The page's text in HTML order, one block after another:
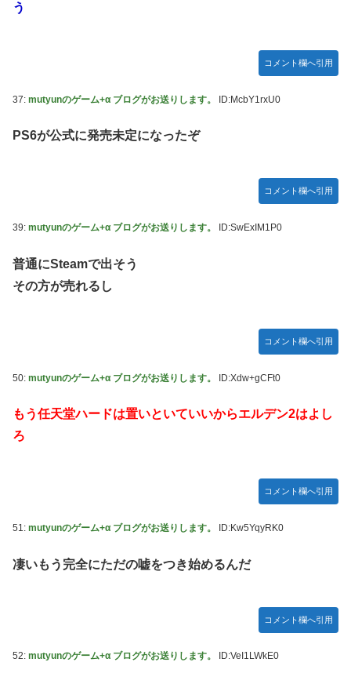
う
コメント欄へ引用
37: mutyunのゲーム+α ブログがお送りします。 ID:McbY1rxU0
PS6が公式に発売未定になったぞ
コメント欄へ引用
39: mutyunのゲーム+α ブログがお送りします。 ID:SwExIM1P0
普通にSteamで出そう
その方が売れるし
コメント欄へ引用
50: mutyunのゲーム+α ブログがお送りします。 ID:Xdw+gCFt0
もう任天堂ハードは置いといていいからエルデン2はよし
ろ
コメント欄へ引用
51: mutyunのゲーム+α ブログがお送りします。 ID:Kw5YqyRK0
凄いもう完全にただの嘘をつき始めるんだ
コメント欄へ引用
52: mutyunのゲーム+α ブログがお送りします。 ID:VeI1LWkE0